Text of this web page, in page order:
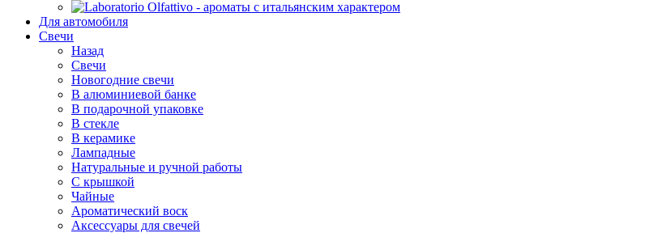
Для автомобиля
Свечи
Назад
Свечи
Новогодние свечи
В алюминиевой банке
В подарочной упаковке
В стекле
В керамике
Лампадные
Натуральные и ручной работы
С крышкой
Чайные
Ароматический воск
Аксессуары для свечей